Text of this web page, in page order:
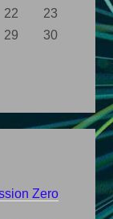
22
23
29
30
Zero